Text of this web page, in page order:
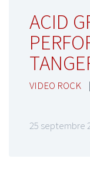
ACID
VIDEO ROCK |
25 septembre